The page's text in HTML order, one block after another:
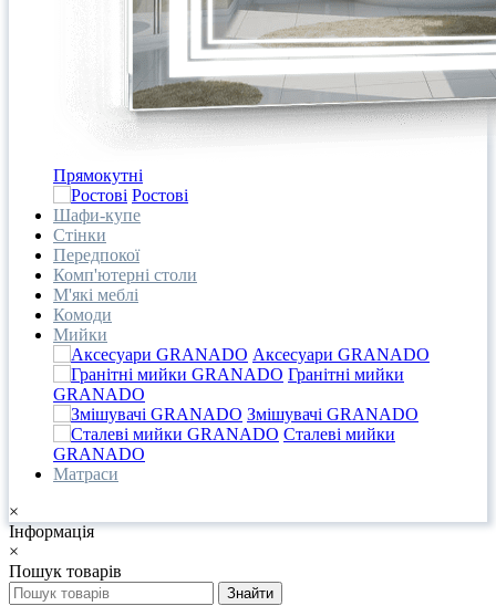
Прямокутні
Ростові
Шафи-купе
Стінки
Передпокої
Комп'ютерні столи
М'які меблі
Комоди
Мийки
Аксесуари GRANADO
Гранітні мийки
GRANADO
Змішувачі GRANADO
Сталеві мийки
GRANADO
Матраси
×
Інформація
×
Пошук товарів